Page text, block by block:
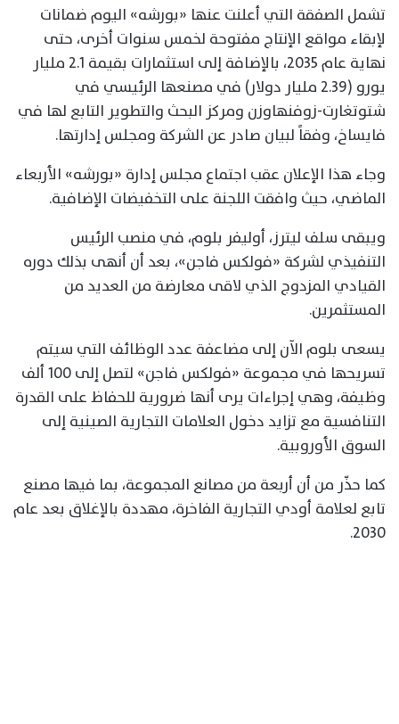
تشمل الصفقة التي أعلنت عنها «بورشه» اليوم ضمانات
لإبقاء مواقع الإنتاج مفتوحة لخمس سنوات أخرى، حتى
نهاية عام 2035، بالإضافة إلى استثمارات بقيمة 2.1 مليار
يورو (2.39 مليار دولار) في مصنعها الرئيسي في
شتوتغارت-زوفنهاوزن ومركز البحث والتطوير التابع لها في
فايساخ، وفقاً لبيان صادر عن الشركة ومجلس إدارتها.
وجاء هذا الإعلان عقب اجتماع مجلس إدارة «بورشه» الأربعاء
الماضي، حيث وافقت اللجنة على التخفيضات الإضافية.
ويبقى سلف ليترز، أوليفر بلوم، في منصب الرئيس
التنفيذي لشركة «فولكس فاجن»، بعد أن أنهى بذلك دوره
القيادي المزدوج الذي لاقى معارضة من العديد من
المستثمرين.
يسعى بلوم الآن إلى مضاعفة عدد الوظائف التي سيتم
تسريحها في مجموعة «فولكس فاجن» لتصل إلى 100 ألف
وظيفة، وهي إجراءات يرى أنها ضرورية للحفاظ على القدرة
التنافسية مع تزايد دخول العلامات التجارية الصينية إلى
السوق الأوروبية.
كما حذّر من أن أربعة من مصانع المجموعة، بما فيها مصنع
تابع لعلامة أودي التجارية الفاخرة، مهددة بالإغلاق بعد عام
2030.